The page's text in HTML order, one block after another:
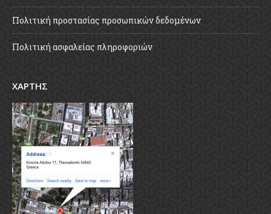
Πολιτική προστασίας προσωπικών δεδομένων
Πολιτική ασφαλείας πληροφοριών
ΧΑΡΤΗΣ